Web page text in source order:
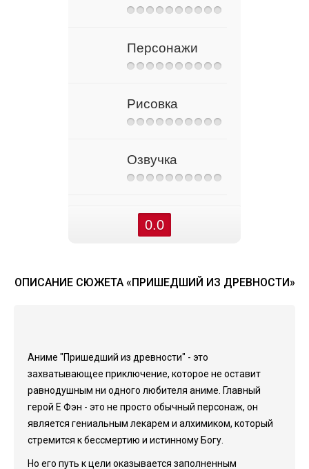
Персонажи
Рисовка
Озвучка
0.0
ОПИСАНИЕ СЮЖЕТА «ПРИШЕДШИЙ ИЗ ДРЕВНОСТИ»
Аниме "Пришедший из древности" - это
захватывающее приключение, которое не оставит
равнодушным ни одного любителя аниме. Главный
герой Е Фэн - это не просто обычный персонаж, он
является гениальным лекарем и алхимиком, который
стремится к бессмертию и истинному Богу.
Но его путь к цели оказывается заполненным